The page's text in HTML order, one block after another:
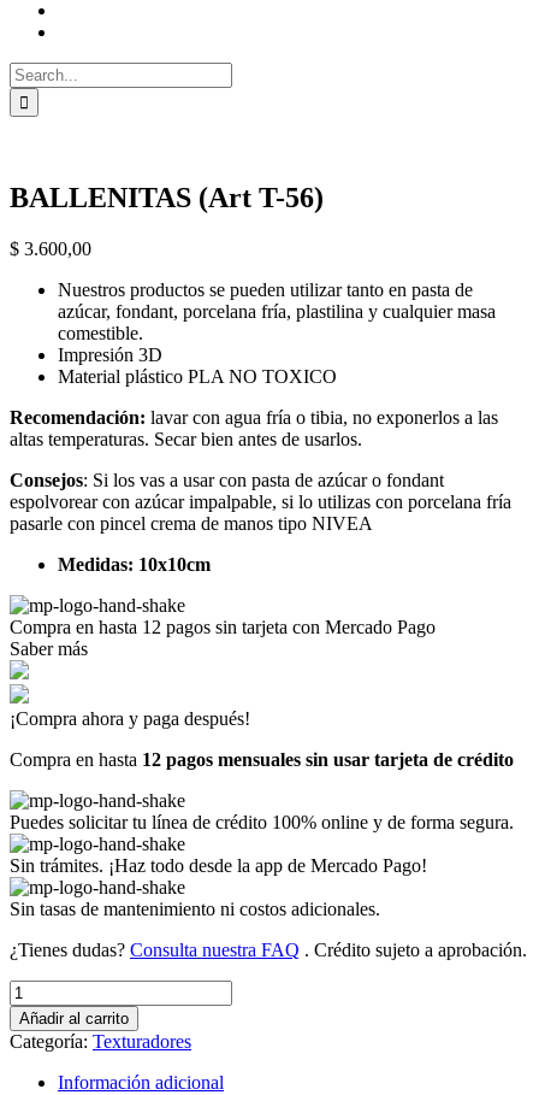
Search
for:
BALLENITAS (Art T-56)
$ 3.600,00
Nuestros productos se pueden utilizar tanto en pasta de
azúcar, fondant, porcelana fría, plastilina y cualquier masa
comestible.
Impresión 3D
Material plástico PLA NO TOXICO
Recomendación: lavar con agua fría o tibia, no exponerlos a las
altas temperaturas. Secar bien antes de usarlos.
Consejos: Si los vas a usar con pasta de azúcar o fondant
espolvorear con azúcar impalpable, si lo utilizas con porcelana fría
pasarle con pincel crema de manos tipo NIVEA
Medidas: 10x10cm
Compra en hasta 12 pagos sin tarjeta con Mercado Pago
Saber más
¡Compra ahora y paga después!
Compra en hasta 12 pagos mensuales sin usar tarjeta de crédito
Puedes solicitar tu línea de crédito 100% online y de forma segura.
Sin trámites. ¡Haz todo desde la app de Mercado Pago!
Sin tasas de mantenimiento ni costos adicionales.
¿Tienes dudas? Consulta nuestra FAQ . Crédito sujeto a aprobación.
BALLENITAS
(Art
T-
56)
cantidad
Añadir al carrito
Categoría: Texturadores
Información adicional